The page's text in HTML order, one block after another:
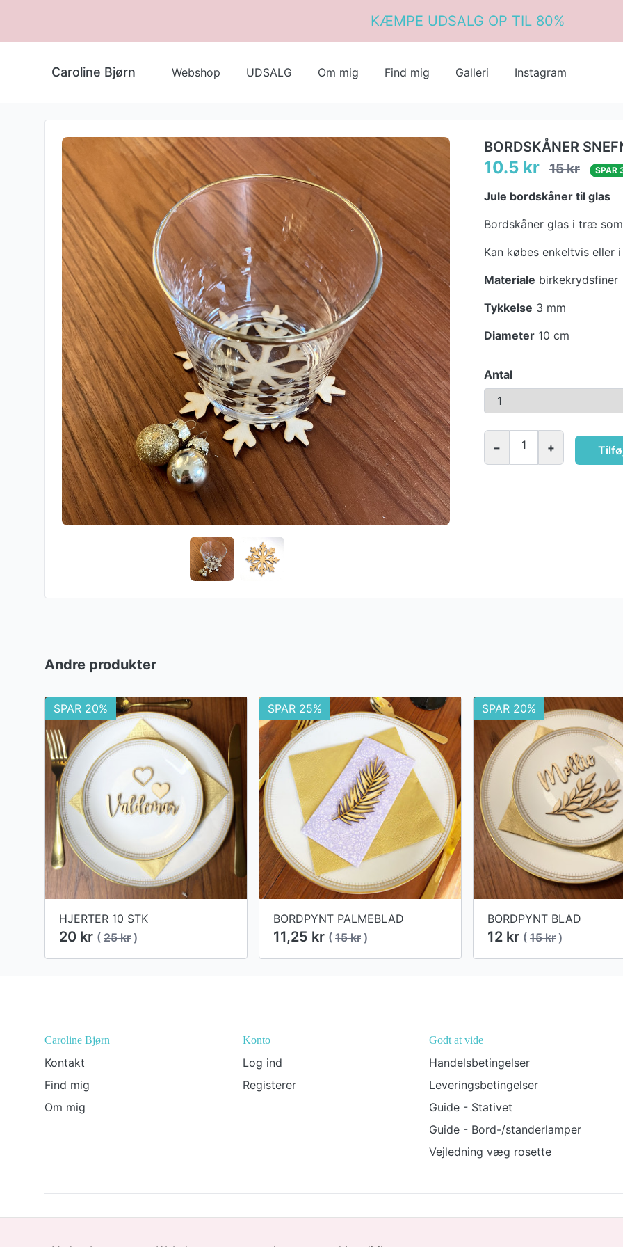
KÆMPE UDSALG OP TIL 80%
Caroline Bjørn Webshop UDSALG Om mig Find mig Galleri Instagram
BORDSKÅNER
10.5 kr 15 kr SPAR
Jule bordskåner til glas
Bordskåner glas i træ
Kan købes enkeltvis eller
Materiale birkekrydsfiner
Tykkelse 3 mm
Diameter10 cm
Antal
− 1 +
Andre produkter
SPAR 20%
HJERTER 10 STK
20 kr ( 25 kr )
SPAR 25%
BORDPYNT PALMEBLAD
11,25 kr ( 15 kr )
SPAR 20%
BORDPYNT BLAD
12 kr ( 15 kr )
Caroline Bjørn
Kontakt
Find mig
Om mig
Konto
Log ind
Registerer
Godt at vide
Handelsbetingelser
Leveringsbetingelser
Guide - Stativet
Guide - Bord-/standerlamper
Vejledning væg rosette